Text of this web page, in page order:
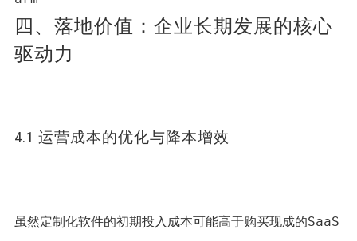
四、落地价值：企业长期发展的核心
驱动力
4.1 运营成本的优化与降本增效
虽然定制化软件的初期投入成本可能高于购买现成的SaaS